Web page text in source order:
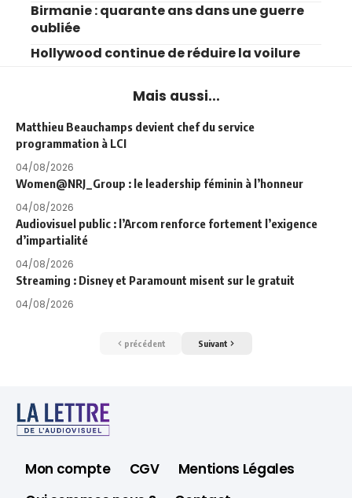
Birmanie : quarante ans dans une guerre
oubliée
Hollywood continue de réduire la voilure
Mais aussi...
Matthieu Beauchamps devient chef du service
programmation à LCI
04/08/2026
Women@NRJ_Group : le leadership féminin à l’honneur
04/08/2026
Audiovisuel public : l’Arcom renforce fortement l’exigence
d’impartialité
04/08/2026
Streaming : Disney et Paramount misent sur le gratuit
04/08/2026
précédent Suivant
Mon compte CGV
Mentions Légales